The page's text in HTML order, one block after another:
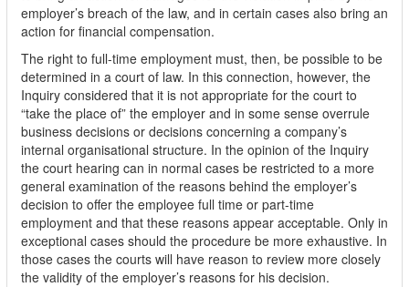
employer’s breach of the law, and in certain cases also bring an
action for financial compensation.
The right to full-time employment must, then, be possible to be
determined in a court of law. In this connection, however, the
Inquiry considered that it is not appropriate for the court to
“take the place of” the employer and in some sense overrule
business decisions or decisions concerning a company’s
internal organisational structure. In the opinion of the Inquiry
the court hearing can in normal cases be restricted to a more
general examination of the reasons behind the employer’s
decision to offer the employee full time or part-time
employment and that these reasons appear acceptable. Only in
exceptional cases should the procedure be more exhaustive. In
those cases the courts will have reason to review more closely
the validity of the employer’s reasons for his decision.